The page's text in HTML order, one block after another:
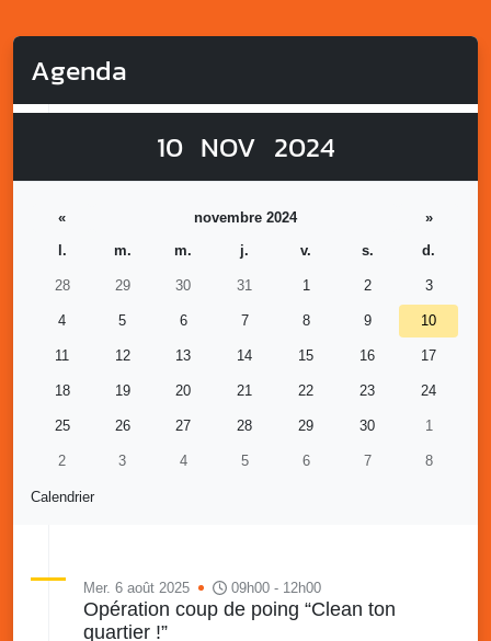
Agenda
10 NOV 2024
Calendrier
« novembre 2024
»
l.
m. m. j. v. s. d.
28 29 30 31 1 2 3
4 5 6 7 8 9 10
11 12 13 14 15 16 17
18 19 20 21 22 23 24
25 26 27 28 29 30 1
2 3 4 5 6 7 8
Mer. 6 août 2025 09h00 - 12h00
Opération coup de poing “Clean ton
quartier !”